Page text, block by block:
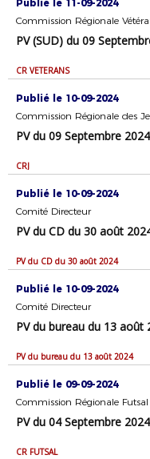
Publié le 11-09-2024
Commission Régionale
PV (SUD) du 09
CR VETERANS
Publié le 10-09-2024
Commission Régionale des
PV du 09 Septembre 2024
CRJ
Publié le 10-09-2024
Comité Directeur
PV du CD du 30 août
PV du CD du 30 août 2024
Publié le 10-09-2024
Comité Directeur
PV du bureau du 13 août
PV du bureau du 13 août 2024
Publié le 09-09-2024
Commission Régionale Futsal
PV du 04 Septembre 2024
CR FUTSAL